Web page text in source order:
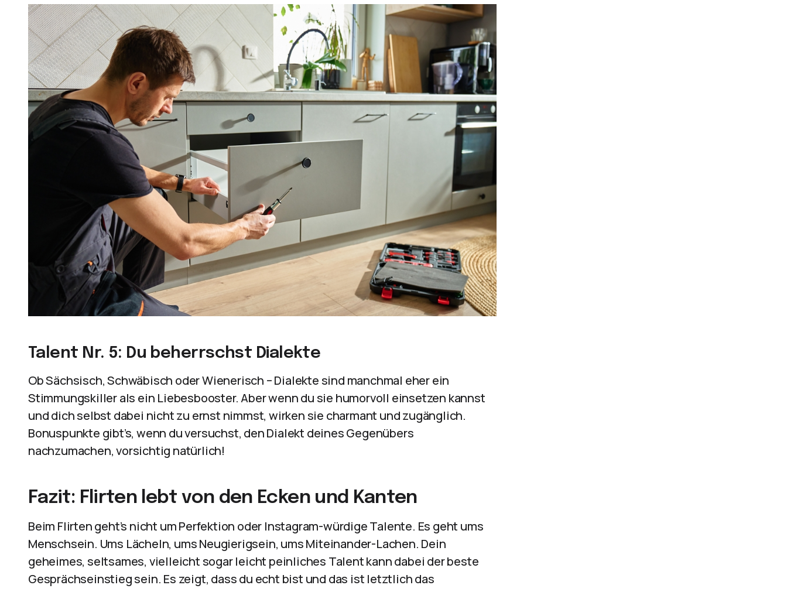
Talent Nr. 5: Du beherrschst Dialekte
Ob Sächsisch, Schwäbisch oder Wienerisch – Dialekte sind manchmal eher ein
Stimmungskiller als ein Liebesbooster. Aber wenn du sie humorvoll einsetzen kannst
und dich selbst dabei nicht zu ernst nimmst, wirken sie charmant und zugänglich.
Bonuspunkte gibt’s, wenn du versuchst, den Dialekt deines Gegenübers
nachzumachen, vorsichtig natürlich!
Fazit: Flirten lebt von den Ecken und Kanten
Beim Flirten geht’s nicht um Perfektion oder Instagram-würdige Talente. Es geht ums
Menschsein. Ums Lächeln, ums Neugierigsein, ums Miteinander-Lachen. Dein
geheimes, seltsames, vielleicht sogar leicht peinliches Talent kann dabei der beste
Gesprächseinstieg sein. Es zeigt, dass du echt bist und das ist letztlich das